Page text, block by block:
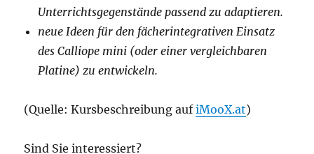
Unterrichtsgegenstände passend zu adaptieren.
neue Ideen für den fächerintegrativen Einsatz
des Calliope mini (oder einer vergleichbaren
Platine) zu entwickeln.
(Quelle: Kursbeschreibung aufiMooX.at)
Sind Sie interessiert?